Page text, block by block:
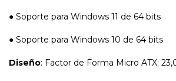
● Soporte para Windows 11 de 64 bits
● Soporte para Windows 10 de 64 bits
Diseño: Factor de Forma Micro ATX;